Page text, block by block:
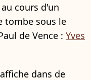
cours d'un
tombe sous le
de Vence : Yves
dans de